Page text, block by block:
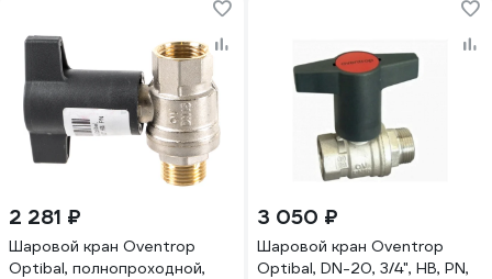
2 281 ₽
Шаровой кран Oventrop
Optibal, полнопроходной,
3 050 ₽
Шаровой кран Oventrop
Optibal, DN-20, 3/4", НВ, PN,